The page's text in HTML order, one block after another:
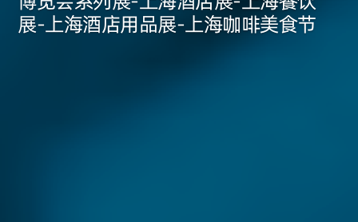
展-上海酒店用品展-上海咖啡美食节